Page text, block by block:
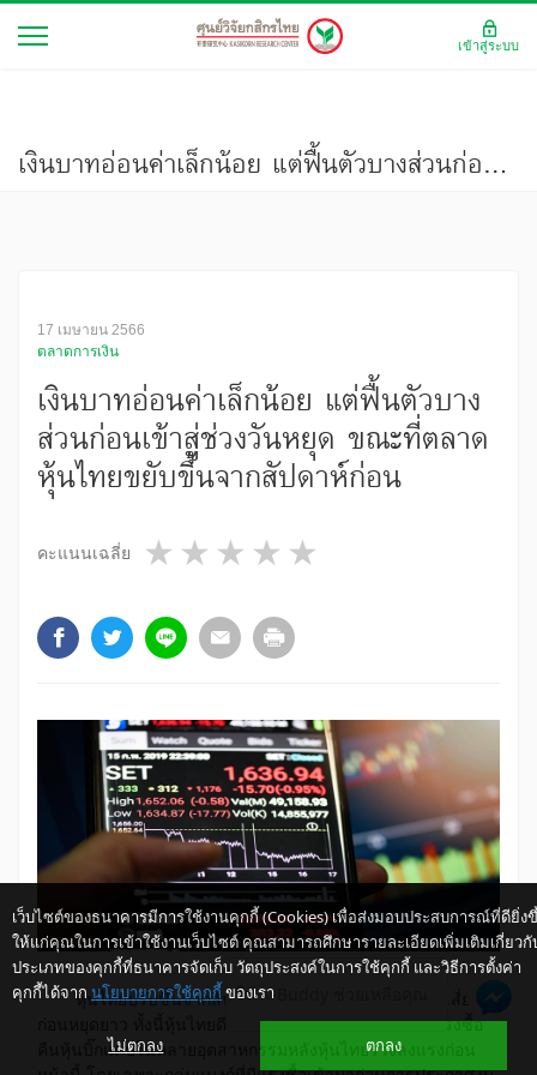
เงินบาทอ่อนค่าเล็กน้อย แต่ฟื้นตัวบางส่วนก่อนเข้าสู่ช่วงวันหยุด ขณะที่ตลาดหุ้นไทยขยับขึ้นจากสัปดาห์ก่อน
17 เมษายน 2566
ตลาดการเงิน
เงินบาทอ่อนค่าเล็กน้อย แต่ฟื้นตัวบาง
ส่วนก่อนเข้าสู่ช่วงวันหยุด ขณะที่ตลาด
หุ้นไทยขยับขึ้นจากสัปดาห์ก่อน
คะแนนเฉลี่ย 4 stars
3 stars
2 stars
1 star
หุ้นไทยปรับขึ้นจากสัปดาห์ก่อน แต่เผชิญแรงขายลดเสี่ยง
ก่อนหยุดยาว ทั้งนี้หุ้นไทยดีดตัวขึ้นช่วงต้นสัปดาห์ โดยมีแรงซื้อ
คืนหุ้นบิ๊กแคปในหลายอุตสาหกรรมหลังหุ้นไทยร่วงลงแรงก่อน
เว็บไซต์ของธนาคารมีการใช้งานคุกกี้ (Cookies) เพื่อส่งมอบประสบการณ์ที่ดียิ่ง
ให้แก่คุณในการเข้าใช้งานเว็บไซต์ คุณสามารถศึกษารายละเอียดเพิ่มเติมเกี่ยวกั
ประเภทของคุกกี้ที่ธนาคารจัดเก็บ วัตถุประสงค์ในการใช้คุกกี้ และวิธีการตั้งค่า
คุกกี้ได้จาก นโยบายการใช้คุกกี้ของเรา
ไม่ตกลง ตกลง
เข้าสู่ระบบ
ให้ K-Buddy ช่วยเหลือคุณ